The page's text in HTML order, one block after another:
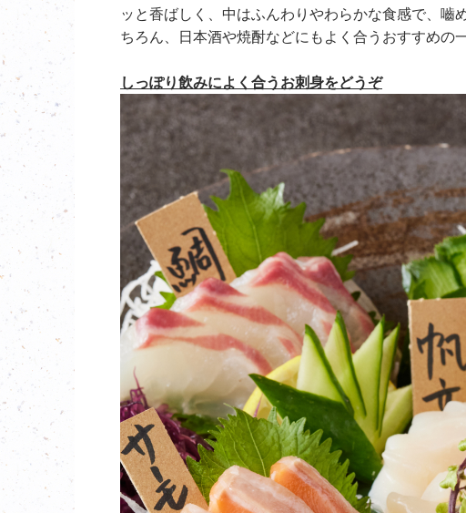
ッと香ばしく、中はふんわりやわらかな食感で、嚙
ちろん、日本酒や焼酎などにもよく合うおすすめの
しっぽり飲みによく合うお刺身をどうぞ